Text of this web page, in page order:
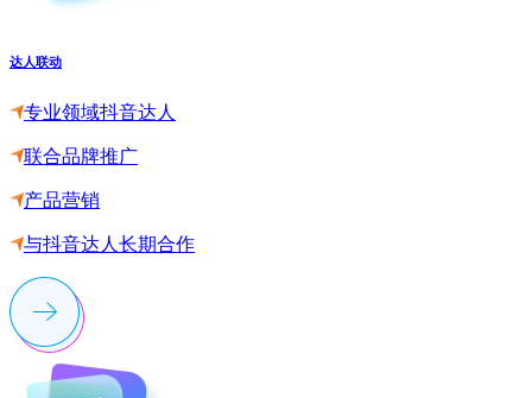
达人联动
专业领域抖音达人
联合品牌推广
产品营销
与抖音达人长期合作